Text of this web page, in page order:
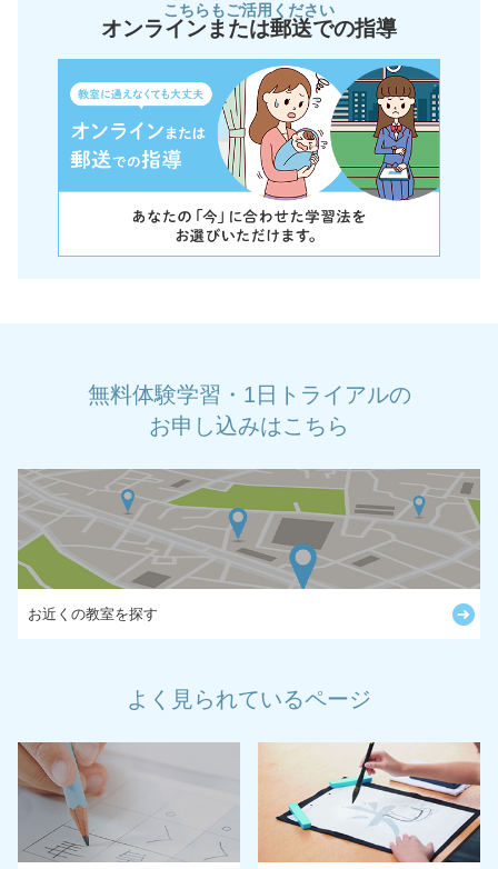
こちらもご活用ください
オンラインまたは郵送での指導
無料体験学習・1日トライアルの
お申し込みはこちら
お近くの教室を探す
よく見られているページ